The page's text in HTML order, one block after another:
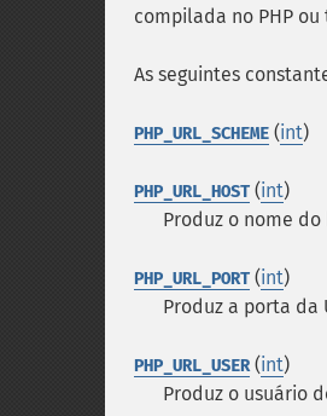
compilada no PHP
As seguintes
PHP_URL_SCHEME (int)
PHP_URL_HOST (int)
Produz o nome
PHP_URL_PORT (int)
Produz a porta da
PHP_URL_USER(int)
Produz o usuário